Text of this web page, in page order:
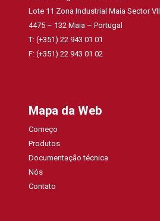
Lote 11 Zona Industrial Maia Sector VII
4475 – 132 Maia – Portugal
T: (+351) 22 943 01 01
F: (+351) 22 943 01 02
Mapa da Web
Começo
Produtos
Documentação técnica
Nós
Contato